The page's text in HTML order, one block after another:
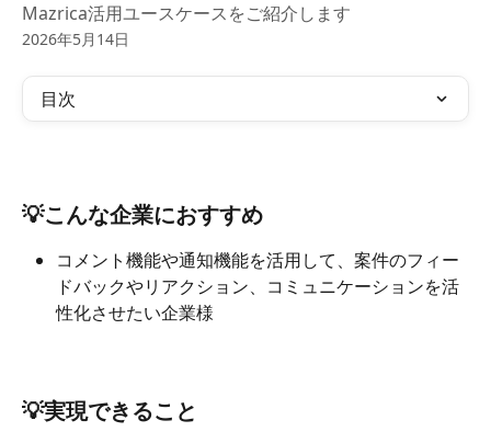
Mazrica活用ユースケースをご紹介します
2026年5月14日
目次
💡こんな企業におすすめ
コメント機能や通知機能を活用して、案件のフィー
ドバックやリアクション、コミュニケーションを活
性化させたい企業様
💡実現できること